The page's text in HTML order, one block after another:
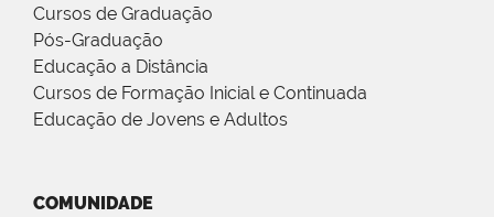
Cursos de Graduação
Pós-Graduação
Educação a Distância
Cursos de Formação Inicial e Continuada
Educação de Jovens e Adultos
COMUNIDADE